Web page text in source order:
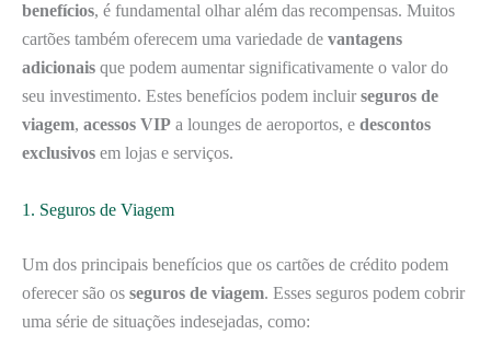
benefícios, é fundamental olhar além das recompensas. Muitos
cartões também oferecem uma variedade de vantagens
adicionais que podem aumentar significativamente o valor do
seu investimento. Estes benefícios podem incluir seguros de
viagem, acessos VIP a lounges de aeroportos, e descontos
exclusivos em lojas e serviços.
1. Seguros de Viagem
Um dos principais benefícios que os cartões de crédito podem
oferecer são os seguros de viagem. Esses seguros podem cobrir
uma série de situações indesejadas, como: